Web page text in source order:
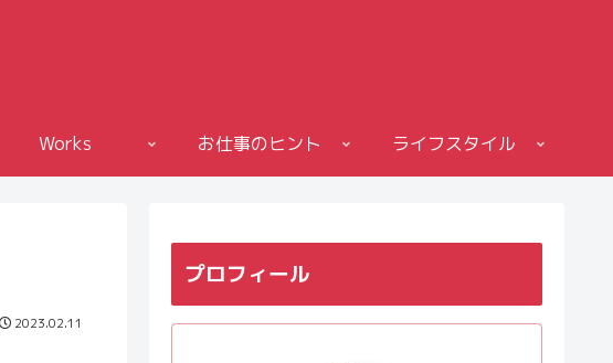
Works お仕事のヒント ライフスタイル
2023.02.11
プロフィール